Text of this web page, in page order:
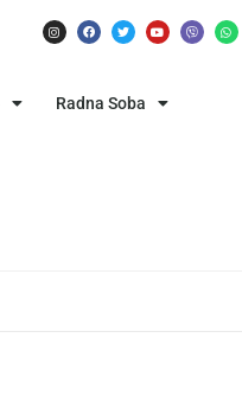
Radna Soba